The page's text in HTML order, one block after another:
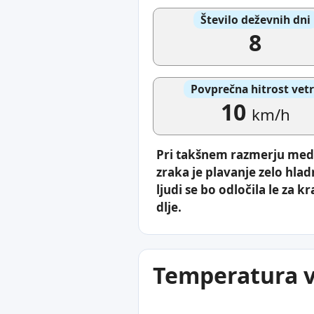
Število deževnih dni
8
Povprečna hitrost
10 km/h
Pri takšnem razmerju
zraka je plavanje zelo
ljudi se bo odločila le za
dlje.
Temperatura